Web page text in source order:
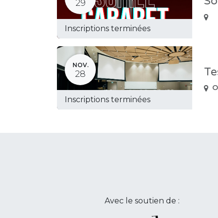
29
Inscriptions terminées
NOV.
28
Inscriptions terminées
Avec le soutien de :